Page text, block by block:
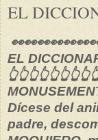
EL
EL
Dícese del
padre,